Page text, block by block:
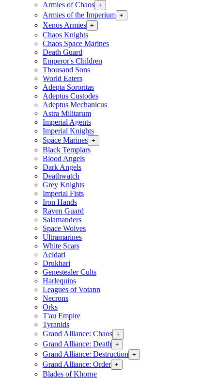
Armies of Chaos +
Armies of the Imperium +
Xenos Armies +
Chaos Knights
Chaos Space Marines
Death Guard
Emperor's Children
Thousand Sons
World Eaters
Adepta Sororitas
Adeptus Custodes
Adeptus Mechanicus
Astra Militarum
Imperial Agents
Imperial Knights
Space Marines +
Black Templars
Blood Angels
Dark Angels
Deathwatch
Grey Knights
Imperial Fists
Iron Hands
Raven Guard
Salamanders
Space Wolves
Ultramarines
White Scars
Aeldari
Drukhari
Genestealer Cults
Harlequins
Leagues of Votann
Necrons
Orks
T'au Empire
Tyranids
Grand Alliance: Chaos +
Grand Alliance: Death +
Grand Alliance: Destruction +
Grand Alliance: Order +
Blades of Khorne